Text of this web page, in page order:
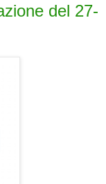
del 27-